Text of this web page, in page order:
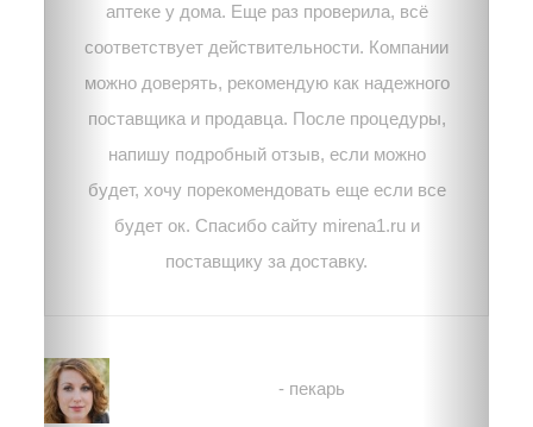
аптеке у дома. Еще раз проверила, всё
соответствует действительности. Компании
можно доверять, рекомендую как надежного
поставщика и продавца. После процедуры,
напишу подробный отзыв, если можно
будет, хочу порекомендовать еще если все
будет ок. Спасибо сайту mirena1.ru и
поставщику за доставку.
- пекарь